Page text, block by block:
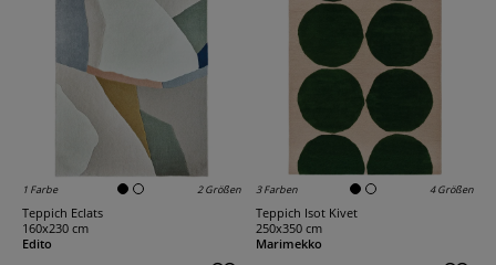
1 Farbe 2 Größen
Teppich Eclats
160x230 cm
Edito
3 Farben 4 Größen
Teppich Isot Kivet
250x350 cm
Marimekko